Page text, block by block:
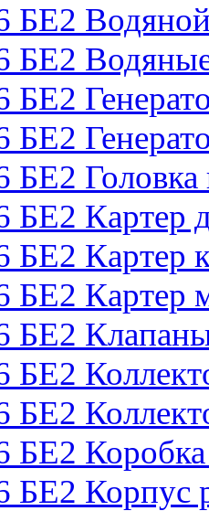
Водяной
Головка
Картер
Картер
Картер
Клапаны
Коробка
Корпус